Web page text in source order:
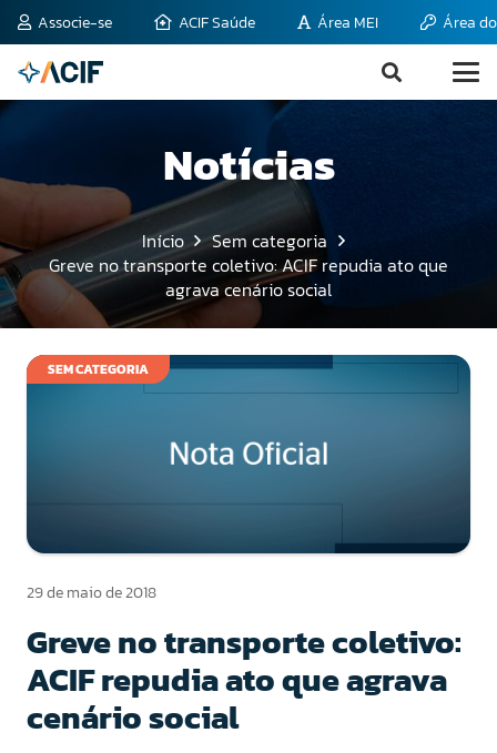
Associe-se ACIF Saúde Área MEI Área
Notícias
Início
Sem categoria
Greve no transporte coletivo: ACIF repudia ato que
agrava cenário social
SEM CATEGORIA
29 de maio de 2018
Greve no transporte coletivo:
ACIF repudia ato que agrava
cenário social